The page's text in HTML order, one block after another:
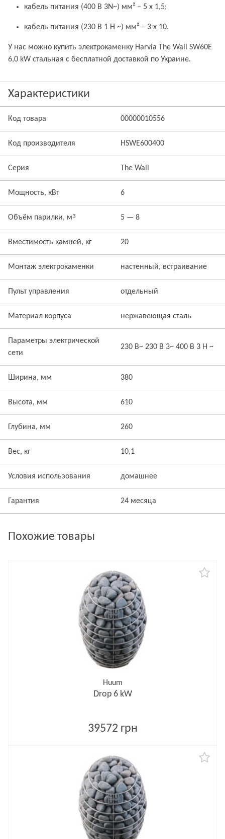
кабель питания (400 В 3N~) мм² – 5 x 1,5;
кабель питания (230 В 1 Н ~) мм² – 3 x 10.
У нас можно купить электрокаменку Harvia The Wall SW60E
6,0 kW стальная с бесплатной доставкой по Украине.
Характеристики
Код товара 00000010556
Код производителя HSWE600400
Серия The Wall
Мощность, кВт 6
Объём парилки, м3 5 — 8
Вместимость камней, кг 20
Монтаж электрокаменки настенный, встраивание
Пульт управления отдельный
Материал корпуса нержавеющая сталь
Параметры электрической
сети
230 В~ 230 В 3~ 400 В 3 Н ~
Ширина, мм 380
Высота, мм 610
Глубина, мм 260
Вес, кг 10,1
Условия использования домашнее
Гарантия 24 месяца
Похожие товары
Huum
Drop 6 kW
39572 грн